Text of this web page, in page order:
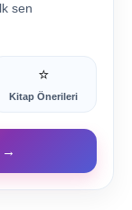
sen
⭐
Kitap Önerileri
→